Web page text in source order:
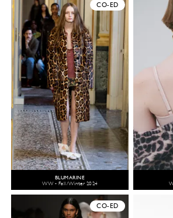
CO-ED
BLUMARINE
WW - Fall/Winter 2024
CO-ED